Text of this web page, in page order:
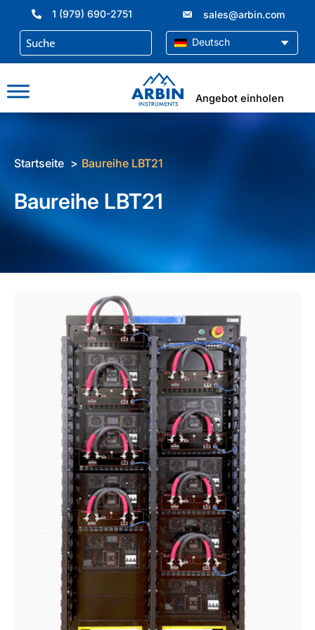
springen
1 (979) 690-2751 sales@arbin.com
Deutsch
Angebot einholen
Startseite Baureihe LBT21
Baureihe LBT21